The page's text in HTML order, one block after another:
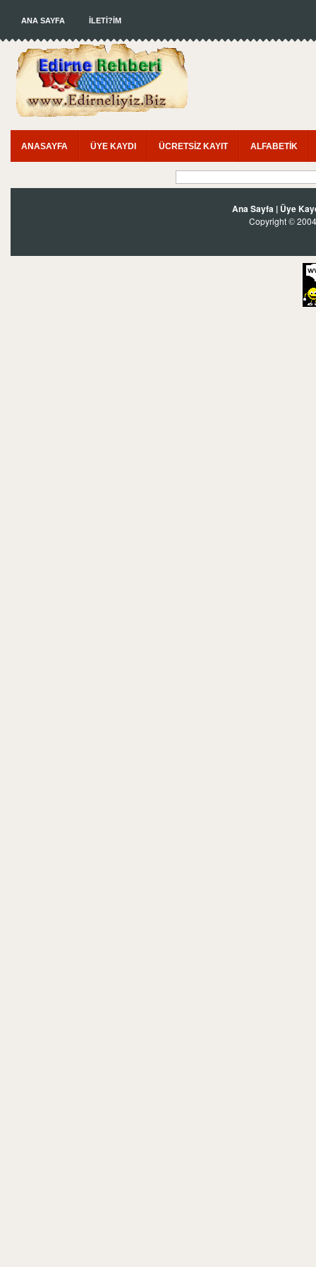
ANA SAYFA İLETİ?İM
ANASAYFA ÜYE KAYDI ÜCRETSİZ KAYIT ALFABETİK
Ana Sayfa | Üye
Copyright ©